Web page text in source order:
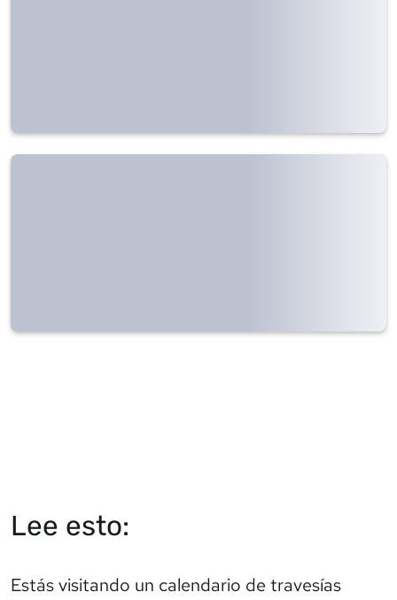
Lee esto:
Estás visitando un calendario de travesías